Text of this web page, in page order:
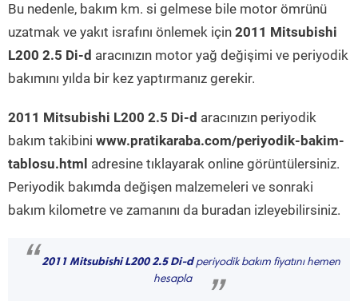
Bu nedenle, bakım km. si gelmese bile motor ömrünü
uzatmak ve yakıt israfını önlemek için 2011 Mitsubishi
L200 2.5 Di-d aracınızın motor yağ değişimi ve periyodik
bakımını yılda bir kez yaptırmanız gerekir.
2011 Mitsubishi L200 2.5 Di-d aracınızın periyodik
bakım takibini www.pratikaraba.com/periyodik-bakim-
tablosu.html adresine tıklayarak online görüntülersiniz.
Periyodik bakımda değişen malzemeleri ve sonraki
bakım kilometre ve zamanını da buradan izleyebilirsiniz.
“ 2011 Mitsubishi L200 2.5 Di-dperiyodik bakım fiyatını hemen
hesapla